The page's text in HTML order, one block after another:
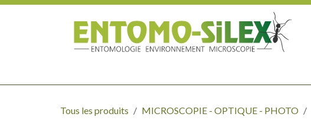
Se rendre au contenu
Tous les produits MICROSCOPIE - OPTIQUE - PHOTO